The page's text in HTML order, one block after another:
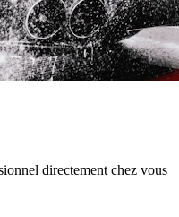
directement chez vous